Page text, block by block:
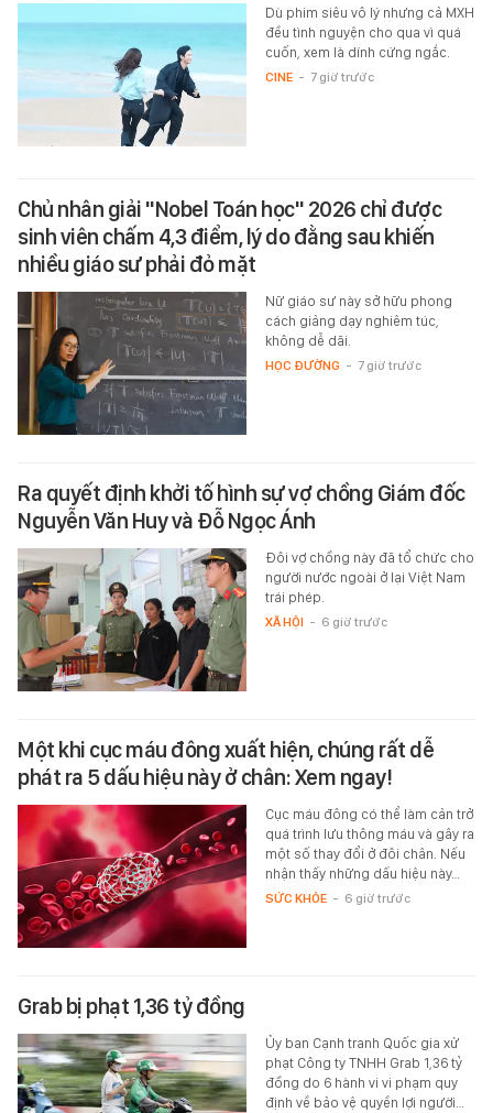
Dù phim siêu vô lý nhưng cả MXH
đều tình nguyện cho qua vì quá
cuốn, xem là dính cứng ngắc.
CINE - 7 giờ trước
Chủ nhân giải "Nobel Toán học" 2026 chỉ được
sinh viên chấm 4,3 điểm, lý do đằng sau khiến
nhiều giáo sư phải đỏ mặt
Nữ giáo sư này sở hữu phong
cách giảng dạy nghiêm túc,
không dễ dãi.
HỌC ĐƯỜNG - 7 giờ trước
Ra quyết định khởi tố hình sự vợ chồng Giám đốc
Nguyễn Văn Huy và Đỗ Ngọc Ánh
Đôi vợ chồng này đã tổ chức cho
người nước ngoài ở lại Việt Nam
trái phép.
XÃ HỘI - 6 giờ trước
Một khi cục máu đông xuất hiện, chúng rất dễ
phát ra 5 dấu hiệu này ở chân: Xem ngay!
Cục máu đông có thể làm cản trở
quá trình lưu thông máu và gây ra
một số thay đổi ở đôi chân. Nếu
nhận thấy những dấu hiệu này…
SỨC KHỎE - 6 giờ trước
Grab bị phạt 1,36 tỷ đồng
Ủy ban Cạnh tranh Quốc gia xử
phạt Công ty TNHH Grab 1,36 tỷ
đồng do 6 hành vi vi phạm quy
định về bảo vệ quyền lợi người…